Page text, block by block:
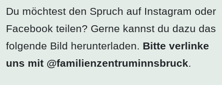
Du möchtest den Spruch auf Instagram oder
Facebook teilen? Gerne kannst du dazu das
folgende Bild herunterladen. Bitte verlinke
uns mit @familienzentruminnsbruck.